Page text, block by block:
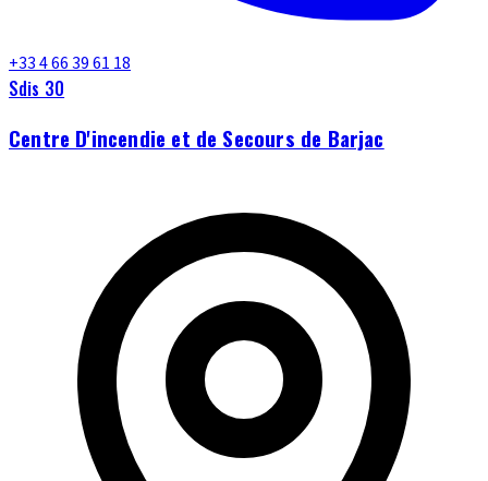
+33 4 66 39 61 18
Sdis 30
Centre D'incendie et de Secours de Barjac